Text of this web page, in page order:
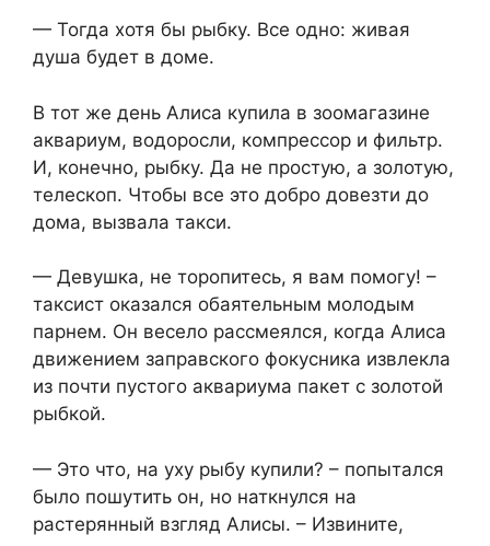
— Тогда хотя бы рыбку. Все одно: живая
душа будет в доме.
В тот же день Алиса купила в зоомагазине
аквариум, водоросли, компрессор и фильтр.
И, конечно, рыбку. Да не простую, а золотую,
телескоп. Чтобы все это добро довезти до
дома, вызвала такси.
— Девушка, не торопитесь, я вам помогу! –
таксист оказался обаятельным молодым
парнем. Он весело рассмеялся, когда Алиса
движением заправского фокусника извлекла
из почти пустого аквариума пакет с золотой
рыбкой.
— Это что, на уху рыбу купили? – попытался
было пошутить он, но наткнулся на
растерянный взгляд Алисы. – Извините,